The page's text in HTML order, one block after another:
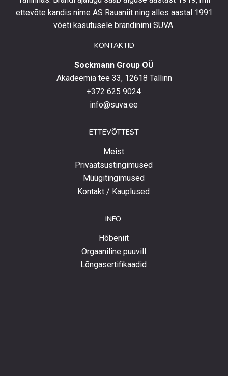
eripakkumistega
ettevõte kandis nime AS Rauaniit ning alles aastal 1991
võeti kasutusele brändinimi SUVA.
KONTAKTID
Sockmann Group OÜ
Akadeemia tee 33, 12618 Tallinn
+372 625 9024
info@suva.ee
ETTEVÕTTEST
Meist
Privaatsustingimused
Müügitingimused
Kontakt / Kauplused
INFO
Hõbeniit
Orgaaniline puuvill
Lõngasertifikaadid